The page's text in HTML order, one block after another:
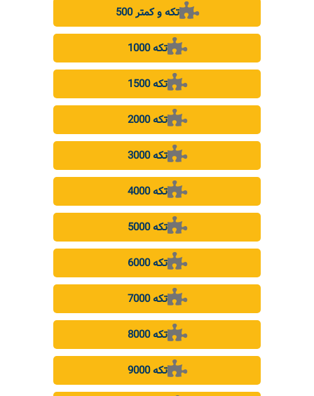
500 تکه و کمتر
1000 تکه
1500 تکه
2000 تکه
3000 تکه
4000 تکه
5000 تکه
6000 تکه
7000 تکه
8000 تکه
9000 تکه